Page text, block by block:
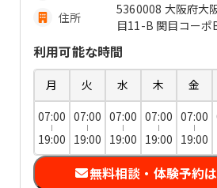
住所
5360008 大阪府大
目11-B 関目コーポ
利用可能な時間
月 火 水 木 金
07:00
19:00
07:00
19:00
07:00
19:00
07:00
19:00
07:00
19:00
無料相談・体験予約